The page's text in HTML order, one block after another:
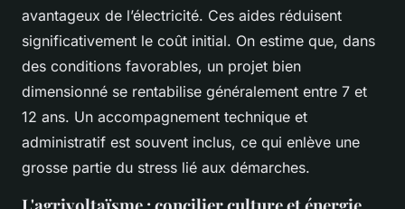
avantageux de l’électricité. Ces aides réduisent
significativement le coût initial. On estime que, dans
des conditions favorables, un projet bien
dimensionné se rentabilise généralement entre 7 et
12 ans. Un accompagnement technique et
administratif est souvent inclus, ce qui enlève une
grosse partie du stress lié aux démarches.